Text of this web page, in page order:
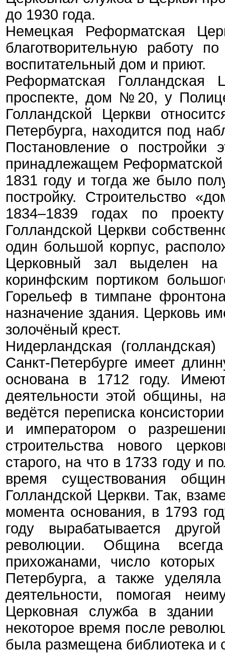
до 1930 года.
Немецкая Реформатская
благотворительную работу
воспитательный дом и приют.
Реформатская Голландская
проспекте, дом №20, у
Голландской Церкви
Петербурга, находится под
Постановление о постройки
принадлежащем
1831 году и тогда же было
постройку. Строительство
1834–1839 годах по
Голландской Церкви
один большой корпус,
Церковный зал выделен на
коринфским портиком
Горельеф в тимпане
назначение здания. Церковь
золочёный крест.
Нидерландская
Санкт-Петербурге имеет
основана в 1712 году.
деятельности этой общины,
ведётся переписка
и императором о
строительства нового
старого, на что в 1733 году и
время существования
Голландской Церкви. Так,
момента основания, в 1793
году вырабатывается
революции. Община
прихожанами, число
Петербурга, а также
деятельности, помогая
Церковная служба в здании
некоторое время после
была размещена библиотека и